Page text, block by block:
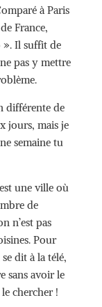
à Paris
France,
». Il suffit de
pas y mettre
différente de
jours, mais je
semaine tu
une ville où
de
n’est pas
Pour
dit à la télé,
sans avoir le
chercher !